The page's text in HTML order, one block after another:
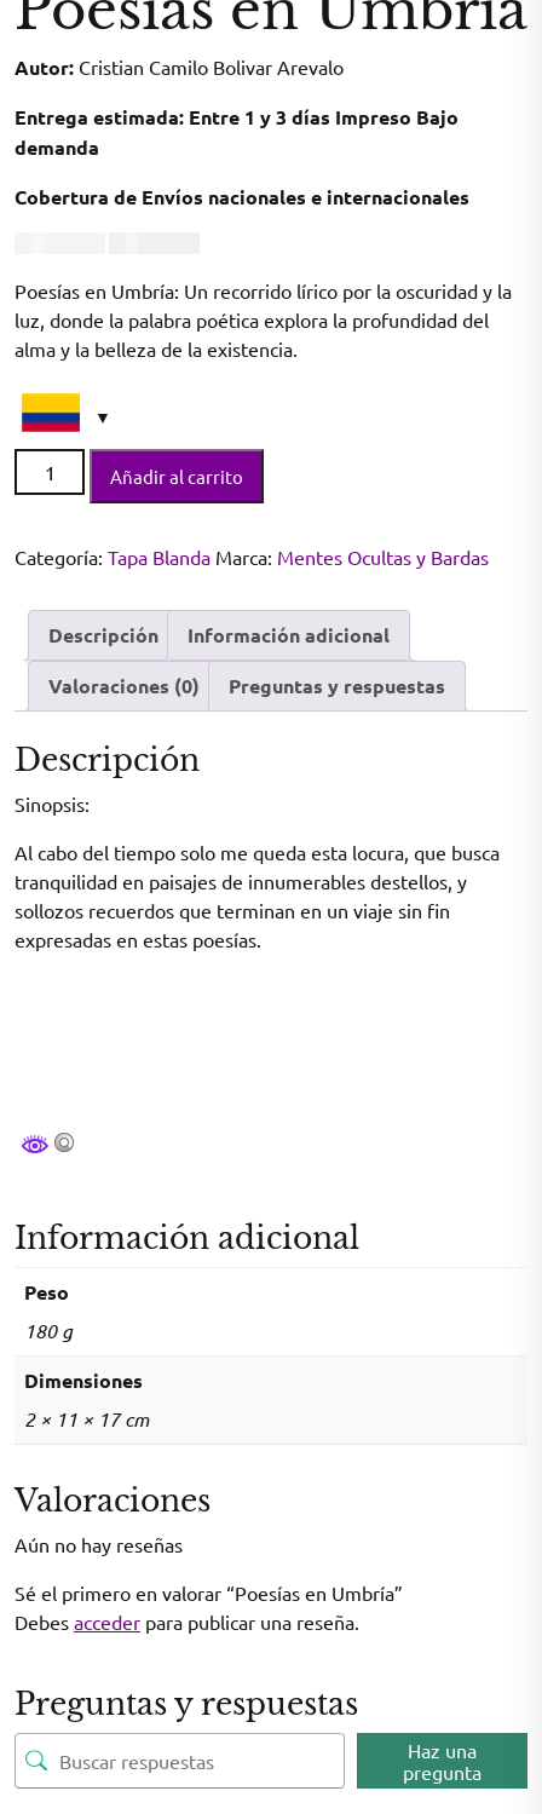
Autor: Cristian Camilo Bolivar Arevalo
Entrega estimada: Entre 1 y 3 días Impreso Bajo
demanda
Cobertura de Envíos nacionales e internacionales
was:
COP 25.000.
is:
COP 20.000.
Poesías en Umbría: Un recorrido lírico por la oscuridad y la
luz, donde la palabra poética explora la profundidad del
alma y la belleza de la existencia.
Poesías
en
cantidad
Añadir al carrito
Categoría: Tapa Blanda Marca: Mentes Ocultas y Bardas
Descripción
Información adicional
Valoraciones (0)
Preguntas y respuestas
Descripción
Sinopsis:
Al cabo del tiempo solo me queda esta locura, que busca
tranquilidad en paisajes de innumerables destellos, y
sollozos recuerdos que terminan en un viaje sin fin
expresadas en estas poesías.
Información adicional
Peso
180 g
Dimensiones
2 × 11 × 17 cm
Valoraciones
Aún no hay reseñas
Sé el primero en valorar “Poesías en Umbría”
Debes acceder para publicar una reseña.
Preguntas y respuestas
Haz una
pregunta